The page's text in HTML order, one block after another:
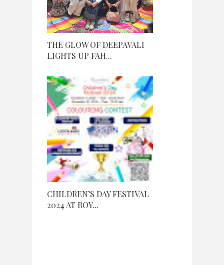
THE GLOW OF DEEPAVALI
LIGHTS UP FAH...
CHILDREN’S DAY FESTIVAL
2024 AT ROY...